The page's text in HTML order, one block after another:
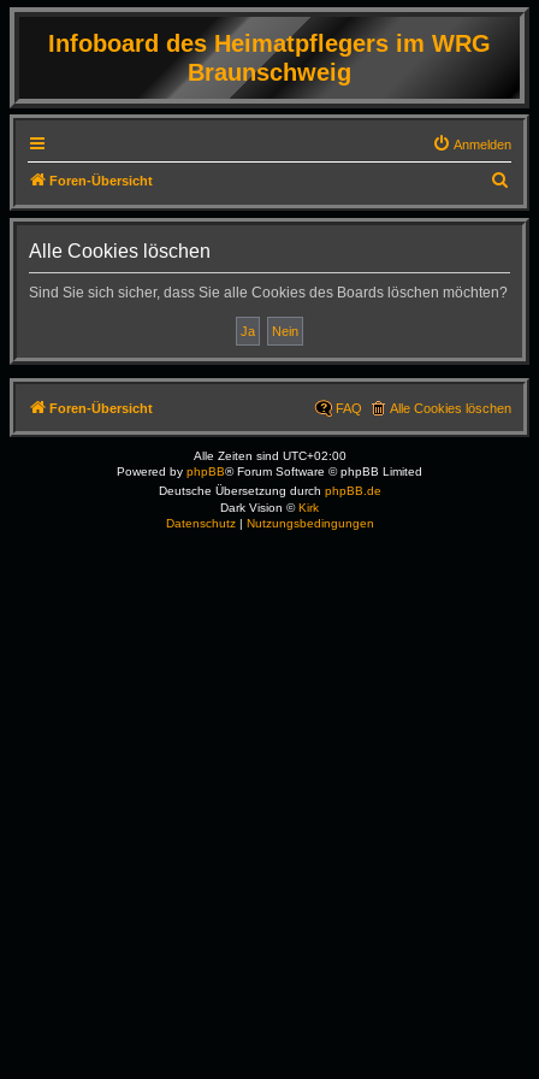
Infoboard des Heimatpflegers im WRG
Braunschweig
Anmelden
Foren-Übersicht
u
Alle Cookies löschen
Sind Sie sich sicher, dass Sie alle Cookies des Boards löschen möchten?
Foren-Übersicht Alle Cookies löschen
FAQ
Alle Zeiten sind UTC+02:00
Powered by phpBB® Forum Software © phpBB Limited
Deutsche Übersetzung durch phpBB.de
Dark Vision ©Kirk
Datenschutz| Nutzungsbedingungen